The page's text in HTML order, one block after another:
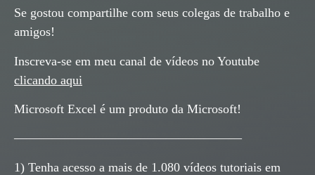
Se gostou compartilhe com seus colegas de trabalho e
amigos!
Inscreva-se em meu canal de vídeos no Youtube
clicando aqui
Microsoft Excel é um produto da Microsoft!
——————————————————
1) Tenha acesso a mais de 1.080 vídeos tutoriais em